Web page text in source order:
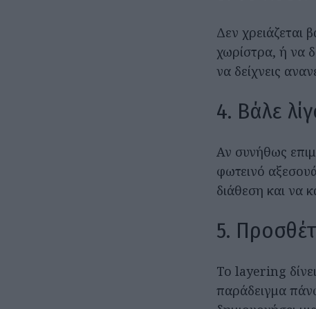
Δεν χρειάζεται
χωρίστρα, ή να
να δείχνεις
4. Βάλε
Αν συνήθως
φωτεινό
διάθεση και να
5.
Το layering
παράδειγμα